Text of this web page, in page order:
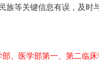
等关键信息有误，及时
、医学部第一、第二临